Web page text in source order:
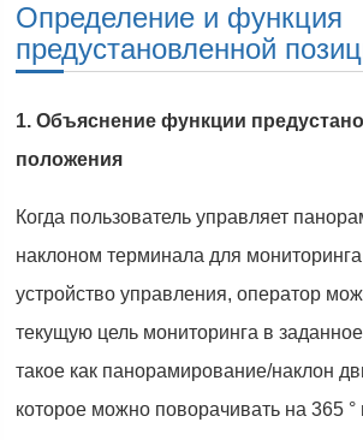
Определение и функция
предустановленной
1. Объяснение функции
положения
Когда пользователь управляет
наклоном терминала для
устройство управления, оператор
текущую цель мониторинга в
такое как панорамирование/наклон
которое можно поворачивать на 365 °